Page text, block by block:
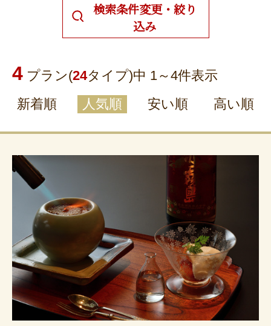
検索条件変更・絞り
込み
4 プラン(24タイプ)中 1～4件表示
新着順
人気順 安い順 高い順